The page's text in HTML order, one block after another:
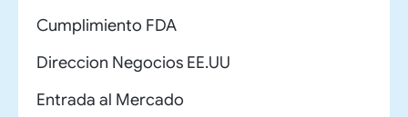
Cumplimiento FDA
Direccion Negocios EE.UU
Entrada al Mercado